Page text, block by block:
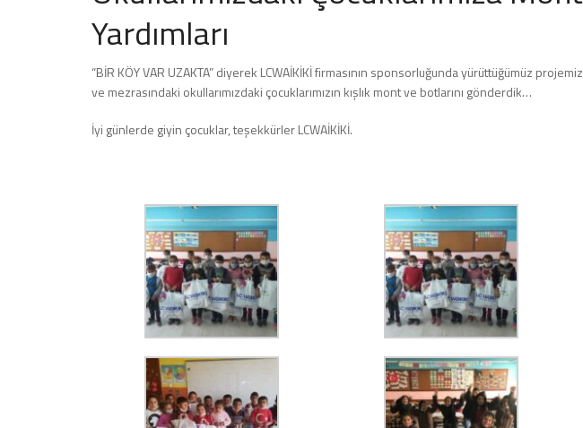
Yardımları
“BİR KÖY VAR UZAKTA” diyerek LCWAİKİKİ firmasının sponsorluğunda yürüttüğümüz
ve mezrasındaki okullarımızdaki çocuklarımızın kışlık mont ve botlarını gönderdik…
İyi günlerde giyin çocuklar, teşekkürler LCWAİKİKİ.